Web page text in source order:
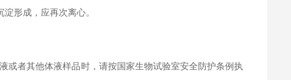
形成，应再次离心。
或者其他体液样品时，请按国家生物试验室安全防护条例执